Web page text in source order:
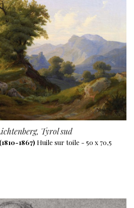
Tyrol sud
1867) Huile sur toile - 50 x 70,5